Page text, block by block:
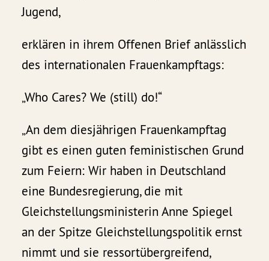
Jugend,
erklären in ihrem Offenen Brief anlässlich
des internationalen Frauenkampftags:
„Who Cares? We (still) do!“
„An dem diesjährigen Frauenkampftag
gibt es einen guten feministischen Grund
zum Feiern: Wir haben in Deutschland
eine Bundesregierung, die mit
Gleichstellungsministerin Anne Spiegel
an der Spitze Gleichstellungspolitik ernst
nimmt und sie ressortübergreifend,